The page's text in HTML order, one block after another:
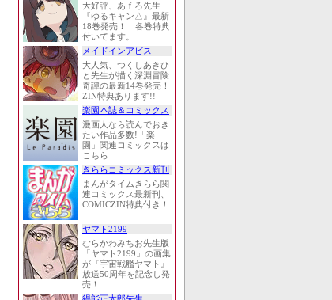
大好評、あｆろ先生
『ゆるキャン△』最新
18巻発売！ 各巻特典
付いてます。
メイドインアビス
大人気、つくしあきひ
と先生が描く深淵冒険
奇譚の最新14巻発売！
ZIN特典あります!!
楽園本誌＆コミックス
漫画人なら読んでおき
たい作品多数!「楽
園」関連コミックスは
こちら
きららコミックス新刊
まんがタイムきらら関
連コミックス最新刊、
COMICZIN特典付き！
ヤマト2199
むらかわみちお先生版
「ヤマト2199」の画集
が『宇宙戦艦ヤマト』
放送50周年を記念し発
売！